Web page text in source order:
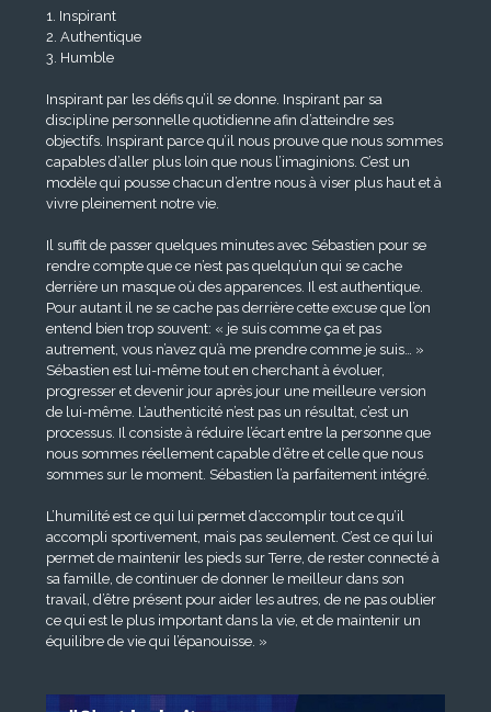
1. Inspirant
2. Authentique
3. Humble
Inspirant par les défis qu’il se donne. Inspirant par sa
discipline personnelle quotidienne afin d’atteindre ses
objectifs. Inspirant parce qu’il nous prouve que nous sommes
capables d’aller plus loin que nous l’imaginions. C’est un
modèle qui pousse chacun d’entre nous à viser plus haut et à
vivre pleinement notre vie.
Il suffit de passer quelques minutes avec Sébastien pour se
rendre compte que ce n’est pas quelqu’un qui se cache
derrière un masque où des apparences. Il est authentique.
Pour autant il ne se cache pas derrière cette excuse que l’on
entend bien trop souvent: « je suis comme ça et pas
autrement, vous n’avez qu’à me prendre comme je suis… »
Sébastien est lui-même tout en cherchant à évoluer,
progresser et devenir jour après jour une meilleure version
de lui-même. L’authenticité n’est pas un résultat, c’est un
processus. Il consiste à réduire l’écart entre la personne que
nous sommes réellement capable d’être et celle que nous
sommes sur le moment. Sébastien l’a parfaitement intégré.
L’humilité est ce qui lui permet d’accomplir tout ce qu’il
accompli sportivement, mais pas seulement. C’est ce qui lui
permet de maintenir les pieds sur Terre, de rester connecté à
sa famille, de continuer de donner le meilleur dans son
travail, d’être présent pour aider les autres, de ne pas oublier
ce qui est le plus important dans la vie, et de maintenir un
équilibre de vie qui l’épanouisse. »